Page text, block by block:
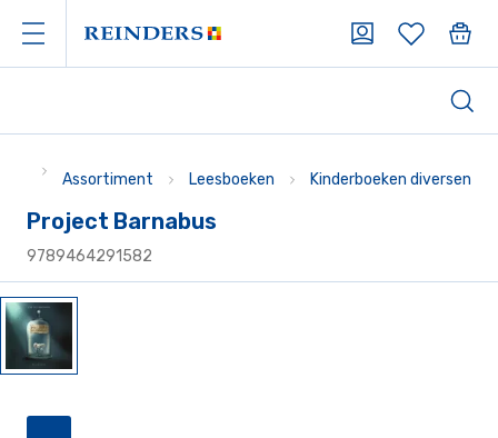
Assortiment Leesboeken Kinderboeken diversen
Project Barnabus
9789464291582